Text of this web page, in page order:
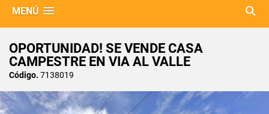
MENÚ
OPORTUNIDAD! SE VENDE CASA
CAMPESTRE EN VIA AL VALLE
Código. 7138019